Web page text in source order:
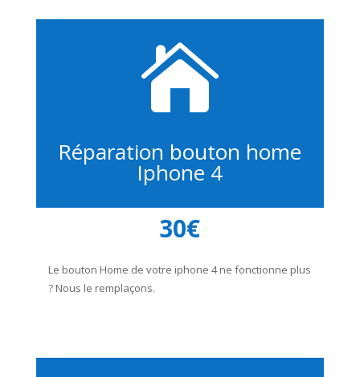

Réparation bouton home
Iphone 4
30€
Le bouton Home de votre iphone 4 ne fonctionne plus
? Nous le remplaçons.